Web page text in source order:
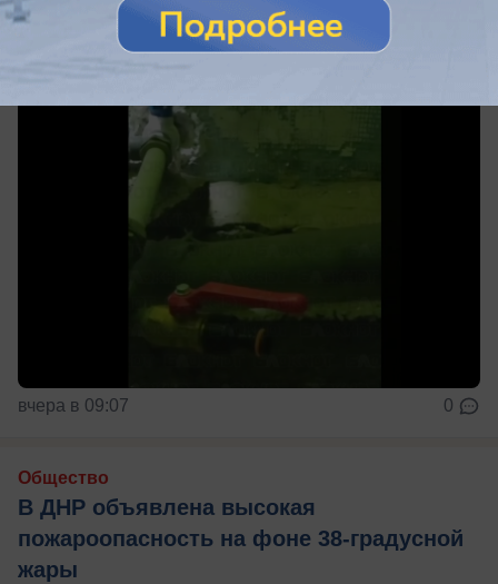
Синцова в Донецке
вчера в 09:07 0
Общество
В ДНР объявлена высокая
пожароопасность на фоне 38-градусной
жары